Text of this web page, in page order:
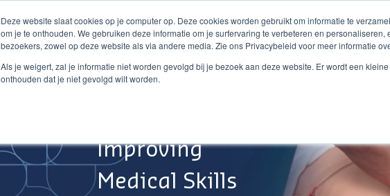
Deze website slaat cookies op je computer op. Deze cookies worden gebruikt om informatie te
om je te onthouden. We gebruiken deze informatie om je surfervaring te verbeteren en
bezoekers, zowel op deze website als via andere media. Zie ons Privacybeleid voor meer informatie
Als je weigert, zal je informatie niet worden gevolgd bij je bezoek aan deze website. Er wordt een
onthouden dat je niet gevolgd wilt worden.
Improving
Medical Skills